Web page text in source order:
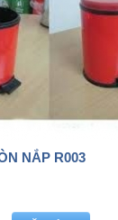
NẮP R003